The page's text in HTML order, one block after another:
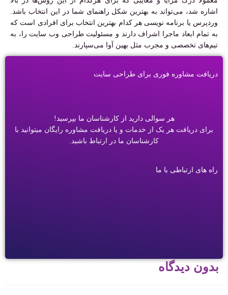
اشاره شد، می‌تواند به بهترین شکل راهنمای شما در این انتخاب باشد.
وردپرس یا برنامه نویسی هر کدام بهترین انتخاب برای افرادی است که
به تمام ابعاد ماجرا اشراف دارند و مسئولیت طراحی وب سایت را، به
تیم‌های تخصصی و مجرب مثل بهین آوا می‌سپارند.
دریافت مشاوره فوری برای طراحی سایت
هر سوالی دارید از کارشناسان ما بپرسید!
برای دریافت هر یک از خدمات و یا دریافت مشاوره رایگان میتوانید با
کارشناسان ما در ارتباط باشید.
راه های ارتباطی با ما
بدون دیدگاه